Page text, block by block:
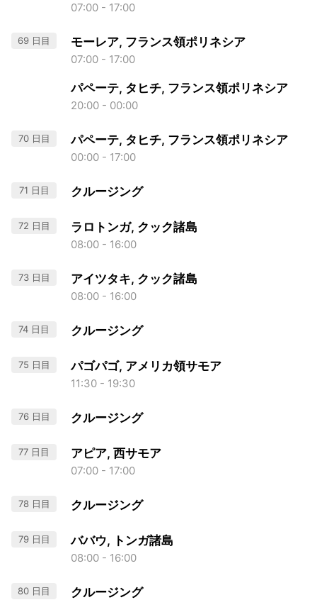
07:00 - 17:00
69 日目 モーレア, フランス領ポリネシア
07:00 - 17:00
パペーテ, タヒチ, フランス領ポリネシア
20:00 - 00:00
70 日目 パペーテ, タヒチ, フランス領ポリネシア
00:00 - 17:00
71 日目 クルージング
72 日目 ラロトンガ, クック諸島
08:00 - 16:00
73 日目 アイツタキ, クック諸島
08:00 - 16:00
74 日目 クルージング
75 日目 パゴパゴ, アメリカ領サモア
11:30 - 19:30
76 日目 クルージング
77 日目 アピア, 西サモア
07:00 - 17:00
78 日目 クルージング
79 日目 ババウ, トンガ諸島
08:00 - 16:00
80 日目 クルージング